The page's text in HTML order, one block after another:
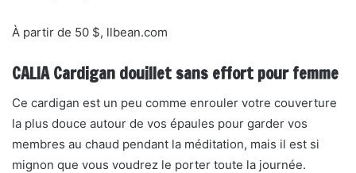
À partir de 50 $, llbean.com
CALIA Cardigan douillet sans effort pour femme
Ce cardigan est un peu comme enrouler votre couverture
la plus douce autour de vos épaules pour garder vos
membres au chaud pendant la méditation, mais il est si
mignon que vous voudrez le porter toute la journée.